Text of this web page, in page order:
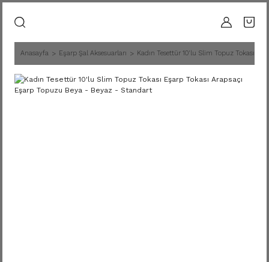
Anasayfa Eşarp Şal Aksesuarları Kadın Tesettür 10'lu Slim Topuz Tokası